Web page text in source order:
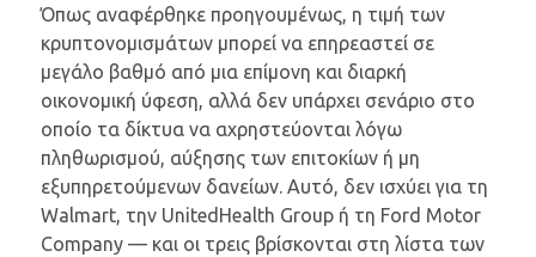
Όπως αναφέρθηκε προηγουμένως, η τιμή των
κρυπτονομισμάτων μπορεί να επηρεαστεί σε
μεγάλο βαθμό από μια επίμονη και διαρκή
οικονομική ύφεση, αλλά δεν υπάρχει σενάριο στο
οποίο τα δίκτυα να αχρηστεύονται λόγω
πληθωρισμού, αύξησης των επιτοκίων ή μη
εξυπηρετούμενων δανείων. Αυτό, δεν ισχύει για τη
Walmart, την UnitedHealth Group ή τη Ford Motor
Company — και οι τρεις βρίσκονται στη λίστα των